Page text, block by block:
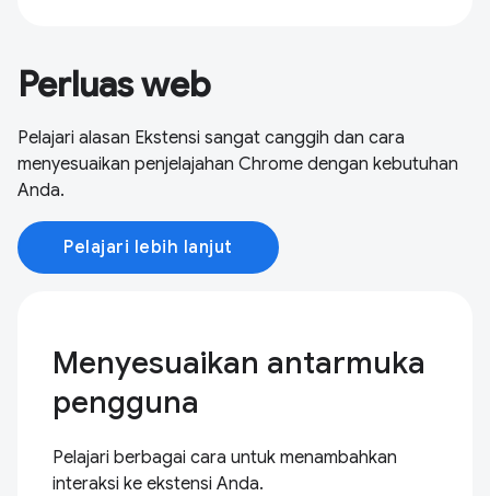
Perluas web
Pelajari alasan Ekstensi sangat canggih dan cara
menyesuaikan penjelajahan Chrome dengan kebutuhan
Anda.
Pelajari lebih lanjut
Menyesuaikan antarmuka
pengguna
Pelajari berbagai cara untuk menambahkan
interaksi ke ekstensi Anda.